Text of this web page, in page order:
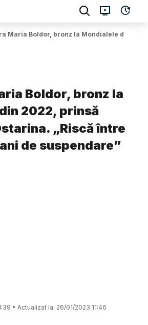
Maria Boldor, bronz la Mondialele din
Boldor, bronz la
2022, prinsă
„Riscă între
de suspendare”
• Actualizat la: 26/01/2023 11:46